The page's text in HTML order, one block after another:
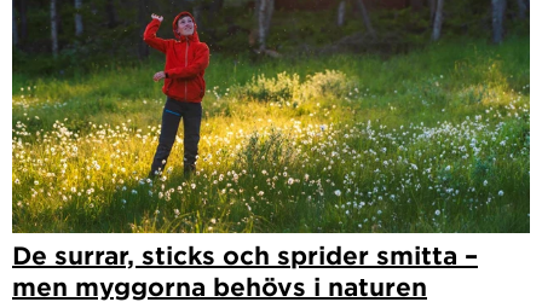
De surrar, sticks och sprider smitta –
men myggorna behövs i naturen